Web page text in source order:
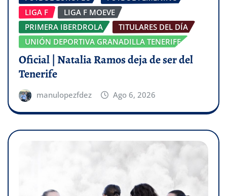
LIGA F
LIGA F MOEVE
PRIMERA IBERDROLA
TITULARES DEL DÍA
UNIÓN DEPORTIVA GRANADILLA TENERIFE
Oficial | Natalia Ramos deja de ser del
Tenerife
manulopezfdez Ago 6, 2026